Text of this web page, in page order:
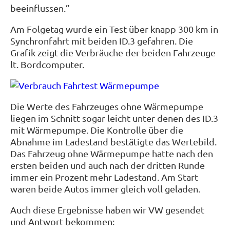
beeinflussen.”
Am Folgetag wurde ein Test über knapp 300 km in
Synchronfahrt mit beiden ID.3 gefahren. Die
Grafik zeigt die Verbräuche der beiden Fahrzeuge
lt. Bordcomputer.
Die Werte des Fahrzeuges ohne Wärmepumpe
liegen im Schnitt sogar leicht unter denen des ID.3
mit Wärmepumpe. Die Kontrolle über die
Abnahme im Ladestand bestätigte das Wertebild.
Das Fahrzeug ohne Wärmepumpe hatte nach den
ersten beiden und auch nach der dritten Runde
immer ein Prozent mehr Ladestand. Am Start
waren beide Autos immer gleich voll geladen.
Auch diese Ergebnisse haben wir VW gesendet
und Antwort bekommen: